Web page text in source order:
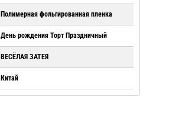
Полимерная фольгированная пленка
День рождения Торт Праздничный
ВЕСЁЛАЯ ЗАТЕЯ
Китай